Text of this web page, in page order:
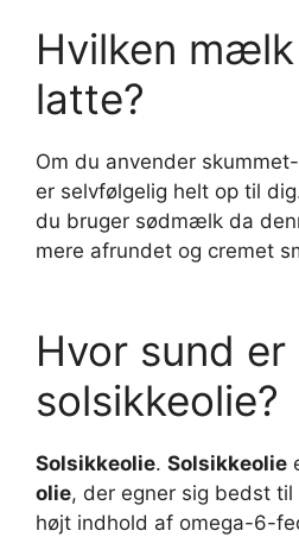
Hvilken
latte?
Om du anvender
er selvfølgelig helt op til
du bruger sødmælk da
mere afrundet og cremet
Hvor sund er
solsikkeolie?
Solsikkeolie. Solsikkeolie
olie, der egner sig bedst
højt indhold af omega-6-